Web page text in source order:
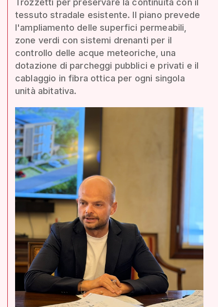
Trozzetti per preservare la continuità con il
tessuto stradale esistente. Il piano prevede
l'ampliamento delle superfici permeabili,
zone verdi con sistemi drenanti per il
controllo delle acque meteoriche, una
dotazione di parcheggi pubblici e privati e il
cablaggio in fibra ottica per ogni singola
unità abitativa.